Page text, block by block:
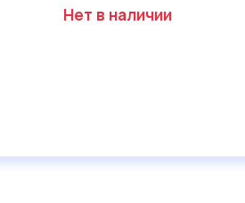
Нет в наличии